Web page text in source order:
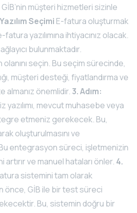
GİB’nin müşteri hizmetleri sizinle
Seçimi E-fatura oluşturmak
yazılımına ihtiyacınız olacak.
bulunmaktadır.
olanını seçin. Bu seçim sürecinde,
müşteri desteği, fiyatlandırma ve
almanız önemlidir. 3. Adım:
yazılımı, mevcut muhasebe veya
etmeniz gerekecek. Bu,
oluşturulmasını ve
entegrasyon süreci, işletmenizin
ve manuel hataları önler. 4.
sistemini tam olarak
önce, GİB ile bir test süreci
Bu, sistemin doğru bir